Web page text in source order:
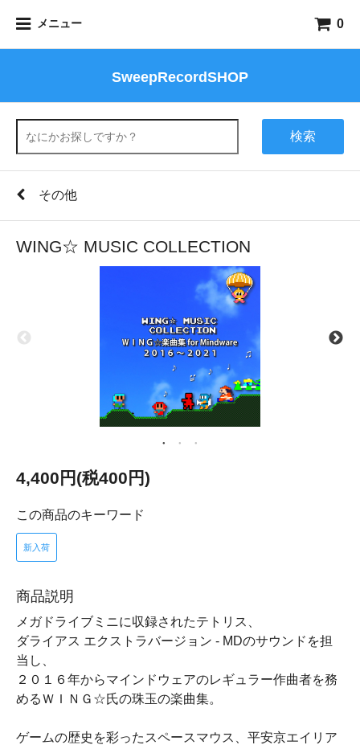
メニュー 0
SweepRecordSHOP
検索
その他
WING☆ MUSIC COLLECTION
4,400円(税400円)
この商品のキーワード
新入荷
商品説明
メガドライブミニに収録されたテトリス、
ダライアス エクストラバージョン - MDのサウンドを担
当し、
２０１６年からマインドウェアのレギュラー作曲者を務
めるＷＩＮＧ☆氏の珠玉の楽曲集。
ゲームの歴史を彩ったスペースマウス、平安京エイリア